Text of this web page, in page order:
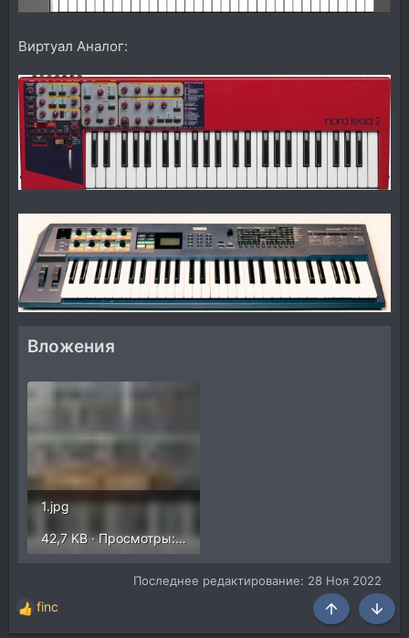
Виртуал Аналог:
Вложения
1.jpg
42,7 KB · Просмотры: 227
Последнее редактирование: 28 Ноя 2022
Р
е
finc
Сверху Снизу